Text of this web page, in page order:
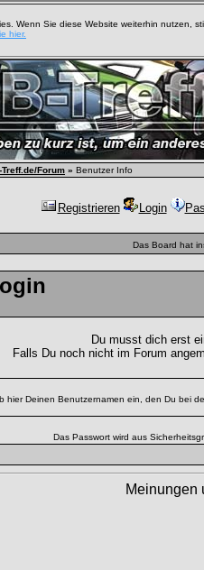
Wenn Sie diese Website weiterhin nutzen,
hier.
Treff.de/Forum » Benutzer Info
Registrieren Login
Das Board hat
Du musst dich erst
Falls Du noch nicht im Forum
hier Deinen Benutzernamen ein, den Du bei
Das Passwort wird aus
Meinungen